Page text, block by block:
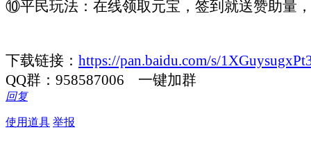
⑩平民玩法：在线领取元宝，签到就送赞助量
下载链接： https://pan.baidu.com/s/
QQ群：958587006 一键加群
回复
使用道具 举报